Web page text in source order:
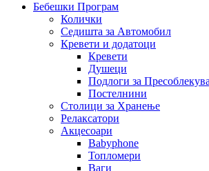
Бебешки Програм
Колички
Седишта за Автомобил
Кревети и додатоци
Кревети
Душеци
Подлоги за
Постелнини
Столици за Хранење
Релаксатори
Акцесоари
Babyphone
Топломери
Ваги